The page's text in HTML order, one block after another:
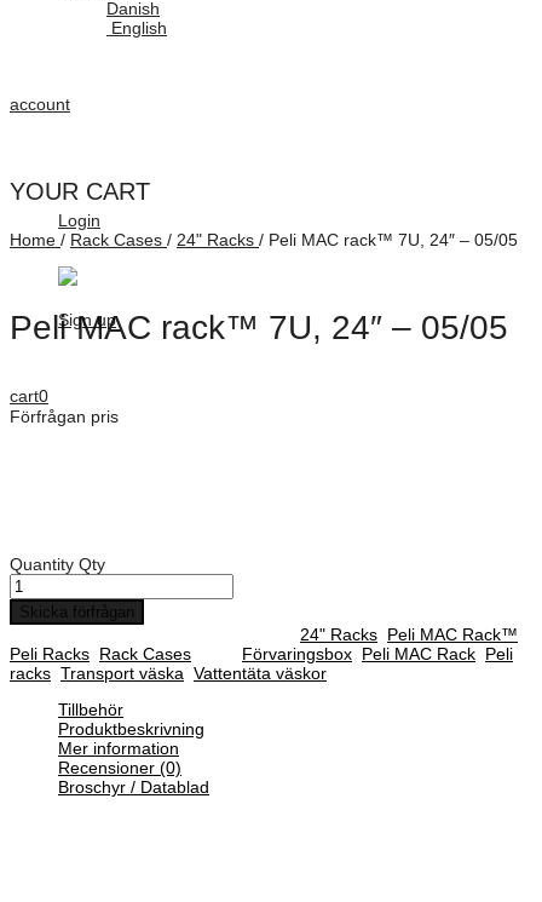
Danish
English
account
Login
Sign up
cart0
YOUR CART
Home / Rack Cases / 24" Racks / Peli MAC rack™ 7U, 24″ – 05/05
Peli MAC rack™ 7U, 24″ – 05/05
Förfrågan pris
Quantity Qty
Skicka förfrågan
24" Racks Peli MAC Rack™
Peli Racks Rack Cases Förvaringsbox Peli MAC Rack Peli
racks Transport väska Vattentäta väskor
Tillbehör
Produktbeskrivning
Mer information
Recensioner (0)
Broschyr / Datablad